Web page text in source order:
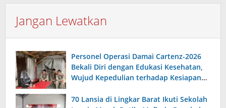
Jangan Lewatkan
Personel Operasi Damai Cartenz-2026
Bekali Diri dengan Edukasi Kesehatan,
Wujud Kepedulian terhadap Kesiapan
70 Lansia di Lingkar Barat Ikuti Sekolah